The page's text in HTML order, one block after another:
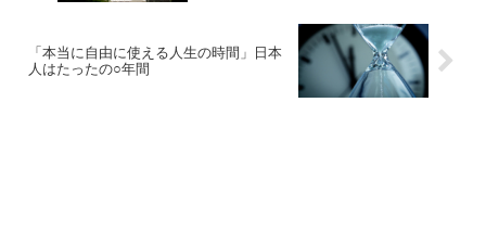
「本当に自由に使える人生の時間」日本
人はたったの○年間